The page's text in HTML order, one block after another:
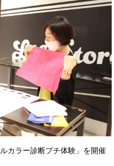
カラー診断プチ体験」を開催